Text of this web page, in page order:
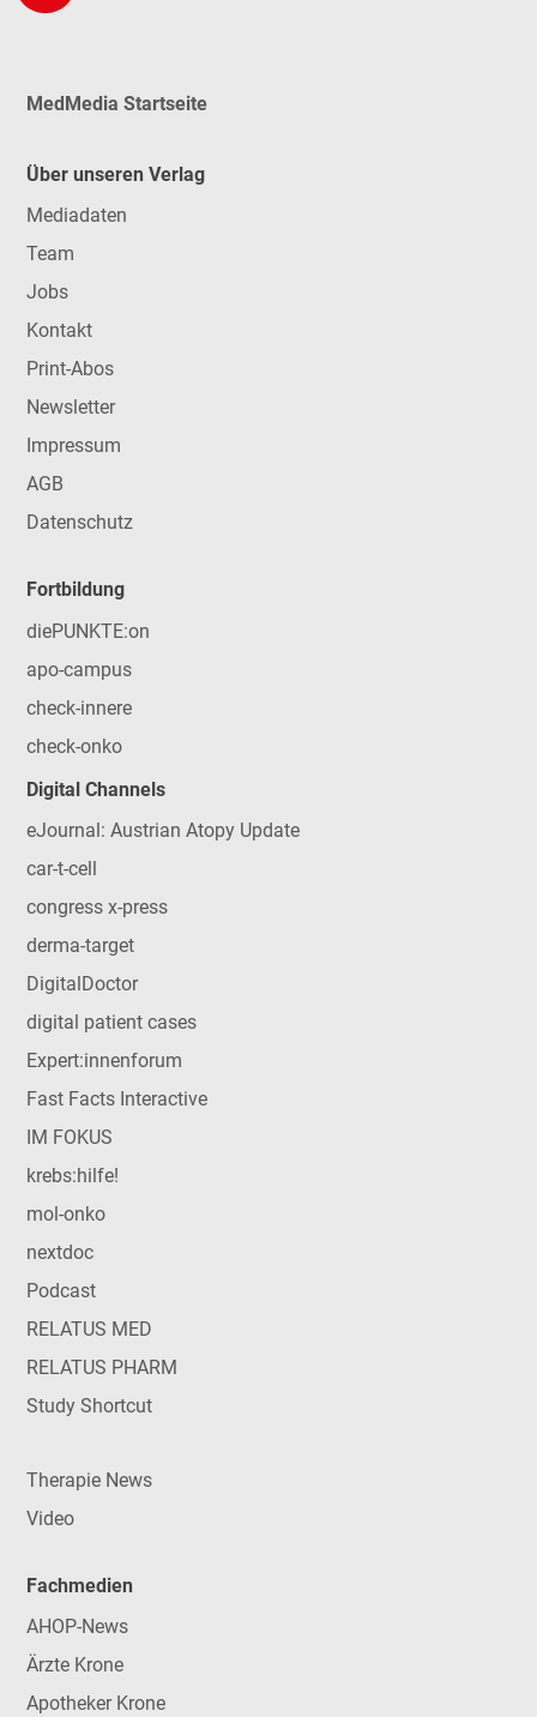
MedMedia Startseite
Über unseren Verlag
Mediadaten
Team
Jobs
Kontakt
Print-Abos
Newsletter
Impressum
AGB
Datenschutz
Fortbildung
diePUNKTE:on
apo-campus
check-innere
check-onko
Digital Channels
eJournal: Austrian Atopy Update
car-t-cell
congress x-press
derma-target
DigitalDoctor
digital patient cases
Expert:innenforum
Fast Facts Interactive
IM FOKUS
krebs:hilfe!
mol-onko
nextdoc
Podcast
RELATUS MED
RELATUS PHARM
Study Shortcut
Therapie News
Video
Fachmedien
AHOP-News
Ärzte Krone
Apotheker Krone